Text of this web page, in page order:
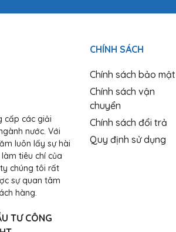
cấp các giải
nước. Với
luôn lấy sự hài
tiêu chí của
chúng tôi rất
sự quan tâm
hàng.
TƯ CÔNG
CHÍNH SÁCH
Chính sách bảo mật
Chính sách vận
chuyển
Chính sách đổi trả
Quy định sử dụng